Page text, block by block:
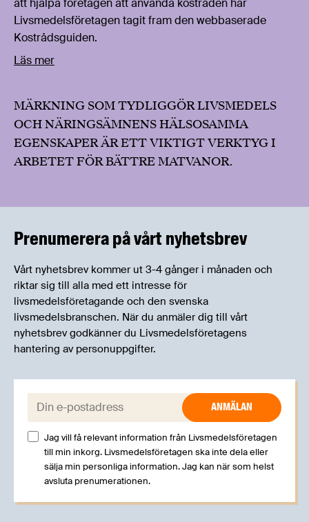
Livsmedelsföretagen tagit fram den webbaserade
Kostrådsguiden.
Läs mer
MÄRKNING SOM TYDLIGGÖR LIVSMEDELS
OCH NÄRINGSÄMNENS HÄLSOSAMMA
EGENSKAPER ÄR ETT VIKTIGT VERKTYG I
ARBETET FÖR BÄTTRE MATVANOR.
Prenumerera på vårt nyhetsbrev
Vårt nyhetsbrev kommer ut 3-4 gånger i månaden och
riktar sig till alla med ett intresse för
livsmedelsföretagande och den svenska
livsmedelsbranschen. När du anmäler dig till vårt
nyhetsbrev godkänner du Livsmedelsföretagens
hantering av personuppgifter.
E-post:
Jag vill få relevant information från Livsmedelsföretagen
till min inkorg. Livsmedelsföretagen ska inte dela eller
sälja min personliga information. Jag kan när som helst
avsluta prenumerationen.